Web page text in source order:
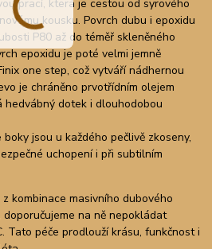
prací, která je cestou od syrového
kousku. Povrch dubu i epoxidu
P80 až do téměř skleněného
epoxidu je poté velmi jemně
one step, což vytváří nádhernou
je chráněno prvotřídním olejem
hedvábný dotek i dlouhodobou
jsou u každého pečlivě zkoseny,
uchopení i při subtilním
kombinace masivního dubového
na ně nepokládat
Tato péče prodlouží krásu, funkčnost i